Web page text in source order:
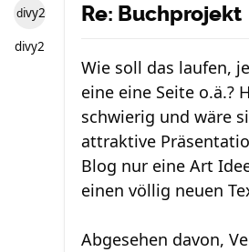
divy2
divy2
Re: Buchprojekt
Wie soll das laufen,
eine eine Seite o.ä.?
schwierig und wäre
attraktive
Blog nur eine Art
einen völlig neuen
Abgesehen davon,